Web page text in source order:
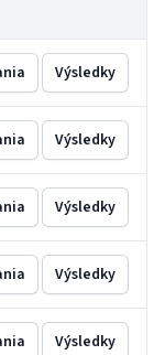
Výsledky
Výsledky
Výsledky
Výsledky
Výsledky